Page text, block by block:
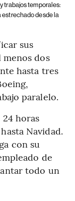
trabajos temporales:
estrechado desde la
sus
menos dos
hasta tres
paralelo.
horas
Navidad.
con su
de
todo un